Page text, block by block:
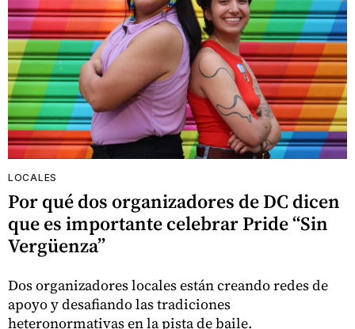
LOCALES
Por qué dos organizadores de DC dicen
que es importante celebrar Pride “Sin
Vergüenza”
Dos organizadores locales están creando redes de
apoyo y desafiando las tradiciones
heteronormativas en la pista de baile.